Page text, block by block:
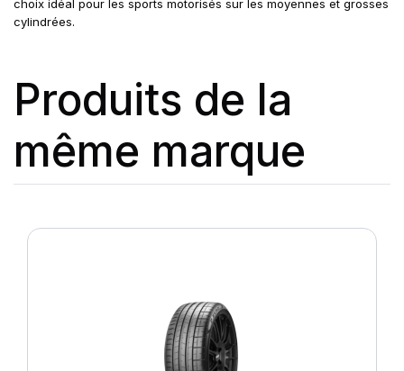
choix idéal pour les sports motorisés sur les moyennes et grosses
cylindrées.
Produits de la
même marque